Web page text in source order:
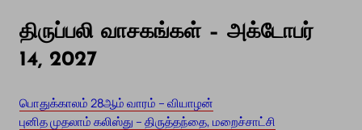
திருப்பலி வாசகங்கள் – அக்டோபர்
14, 2027
பொதுக்காலம் 28ஆம் வாரம் – வியாழன்
புனித முதலாம் கலிஸ்து – திருத்தந்தை, மறைச்சாட்சி